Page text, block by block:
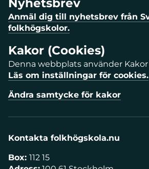
Anmäl dig till nyhetsbrev från
folkhögskolor.
Kakor (Cookies)
Denna webbplats använder Kakor
Läs om inställningar för cookies.
Ändra samtycke för kakor
Kontakta folkhögskola.nu
Box: 112 15